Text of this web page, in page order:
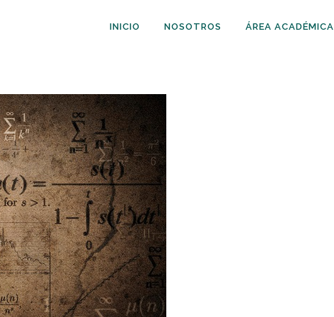
INICIO NOSOTROS ÁREA ACADÉMICA